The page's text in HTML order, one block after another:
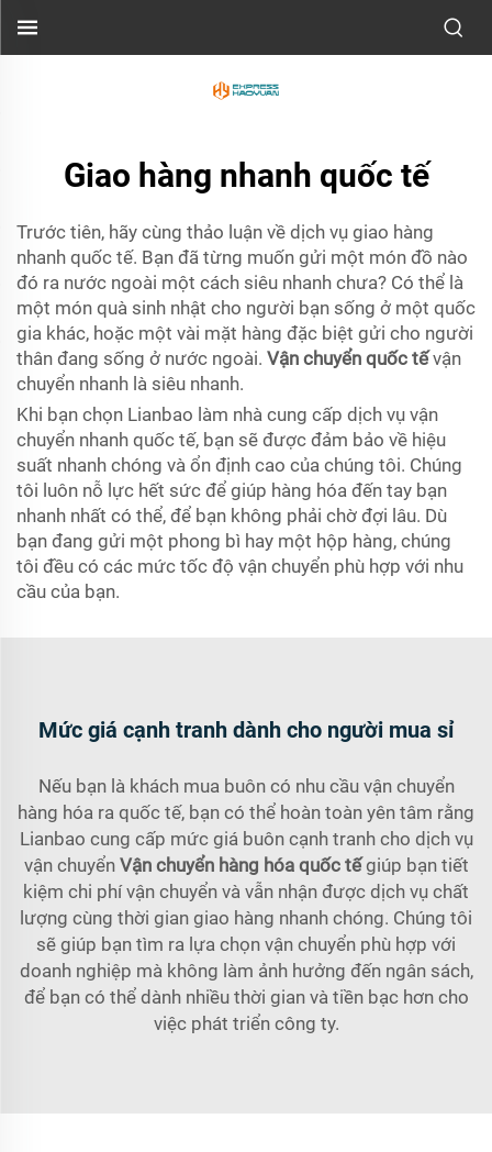
Giao hàng nhanh quốc tế
Trước tiên, hãy cùng thảo luận về dịch vụ giao hàng
nhanh quốc tế. Bạn đã từng muốn gửi một món đồ nào
đó ra nước ngoài một cách siêu nhanh chưa? Có thể là
một món quà sinh nhật cho người bạn sống ở một quốc
gia khác, hoặc một vài mặt hàng đặc biệt gửi cho người
thân đang sống ở nước ngoài. Vận chuyển quốc tếvận
chuyển nhanh là siêu nhanh.
Khi bạn chọn Lianbao làm nhà cung cấp dịch vụ vận
chuyển nhanh quốc tế, bạn sẽ được đảm bảo về hiệu
suất nhanh chóng và ổn định cao của chúng tôi. Chúng
tôi luôn nỗ lực hết sức để giúp hàng hóa đến tay bạn
nhanh nhất có thể, để bạn không phải chờ đợi lâu. Dù
bạn đang gửi một phong bì hay một hộp hàng, chúng
tôi đều có các mức tốc độ vận chuyển phù hợp với nhu
cầu của bạn.
Mức giá cạnh tranh dành cho người mua sỉ
Nếu bạn là khách mua buôn có nhu cầu vận chuyển
hàng hóa ra quốc tế, bạn có thể hoàn toàn yên tâm rằng
Lianbao cung cấp mức giá buôn cạnh tranh cho dịch vụ
vận chuyển Vận chuyển hàng hóa quốc tếgiúp bạn tiết
kiệm chi phí vận chuyển và vẫn nhận được dịch vụ chất
lượng cùng thời gian giao hàng nhanh chóng. Chúng tôi
sẽ giúp bạn tìm ra lựa chọn vận chuyển phù hợp với
doanh nghiệp mà không làm ảnh hưởng đến ngân sách,
để bạn có thể dành nhiều thời gian và tiền bạc hơn cho
việc phát triển công ty.